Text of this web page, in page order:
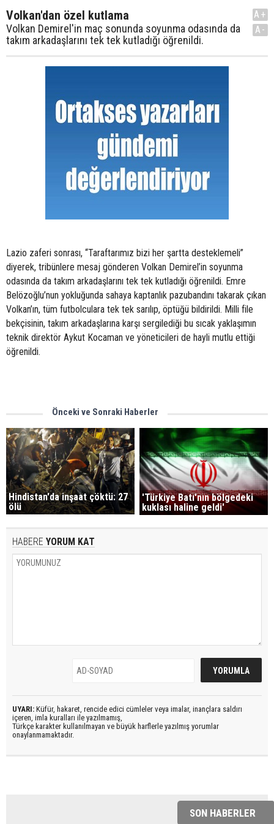
Volkan'dan özel kutlama
Volkan Demirel'in maç sonunda soyunma odasında da
takım arkadaşlarını tek tek kutladığı öğrenildi.
A+
A-
Lazio zaferi sonrası, “Taraftarımız bizi her şartta desteklemeli”
diyerek, tribünlere mesaj gönderen Volkan Demirel’in soyunma
odasında da takım arkadaşlarını tek tek kutladığı öğrenildi. Emre
Belözoğlu’nun yokluğunda sahaya kaptanlık pazubandını takarak çıkan
Volkan’ın, tüm futbolculara tek tek sarılıp, öptüğü bildirildi. Milli file
bekçisinin, takım arkadaşlarına karşı sergilediği bu sıcak yaklaşımın
teknik direktör Aykut Kocaman ve yöneticileri de hayli mutlu ettiği
öğrenildi.
Önceki ve Sonraki Haberler
Hindistan'da inşaat çöktü: 27
ölü
'Türkiye Batı'nın bölgedeki
kuklası haline geldi'
HABERE YORUM KAT
UYARI: Küfür, hakaret, rencide edici cümleler veya imalar, inançlara saldırı
içeren, imla kuralları ile yazılmamış,
Türkçe karakter kullanılmayan ve büyük harflerle yazılmış yorumlar
onaylanmamaktadır.
SON HABERLER